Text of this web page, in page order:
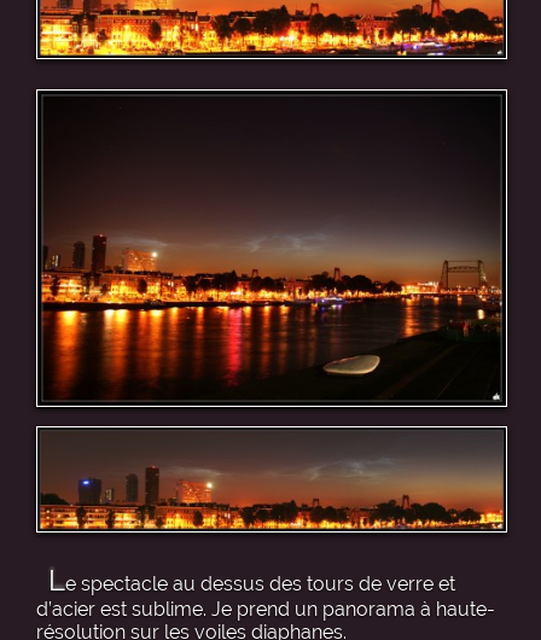
Le spectacle au dessus des tours de verre et
d’acier est sublime. Je prend un panorama à haute-
résolution sur les voiles diaphanes.